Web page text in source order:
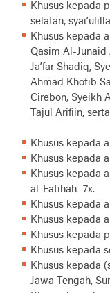
Khusus kepada
selatan,
Khusus kepada
Qasim Al-Junaid
Ja’far Shadiq,
Ahmad Khotib
Cirebon, Syeikh
Tajul Arifiin,
Khusus kepada
Khusus kepada
Khusus kepada
al-Fatihah…7x.
Khusus kepada
Khusus kepada
Khusus kepada
Khusus kepada
Khusus kepada
Jawa Tengah,